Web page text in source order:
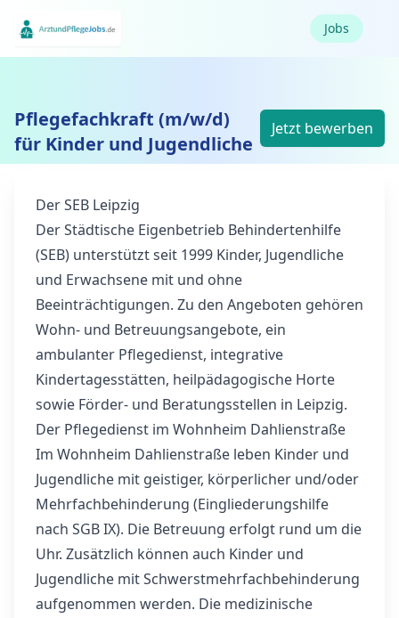
Jobs
Pflegefachkraft (m/w/d)
für Kinder und Jugendliche
Jetzt bewerben
Der SEB Leipzig
Der Städtische Eigenbetrieb Behindertenhilfe
(SEB) unterstützt seit 1999 Kinder, Jugendliche
und Erwachsene mit und ohne
Beeinträchtigungen. Zu den Angeboten gehören
Wohn- und Betreuungsangebote, ein
ambulanter Pflegedienst, integrative
Kindertagesstätten, heilpädagogische Horte
sowie Förder- und Beratungsstellen in Leipzig.
Der Pflegedienst im Wohnheim Dahlienstraße
Im Wohnheim Dahlienstraße leben Kinder und
Jugendliche mit geistiger, körperlicher und/oder
Mehrfachbehinderung (Eingliederungshilfe
nach SGB IX). Die Betreuung erfolgt rund um die
Uhr. Zusätzlich können auch Kinder und
Jugendliche mit Schwerstmehrfachbehinderung
aufgenommen werden. Die medizinische